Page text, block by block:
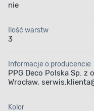
nie
Ilość warstw
3
Informacje o producencie
PPG Deco Polska Sp. z
Wrocław,
Kolor